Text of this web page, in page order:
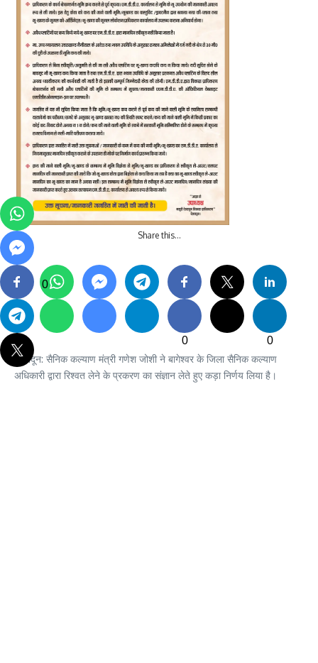
0
Share this…
0
0
देहरादून: सैनिक कल्याण मंत्री गणेश जोशी ने बागेश्वर के जिला सैनिक कल्याण
अधिकारी द्वारा रिश्वत लेने के प्रकरण का संज्ञान लेते हुए कड़ा निर्णय लिया है।